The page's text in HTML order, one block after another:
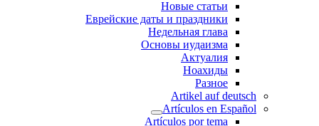
Новые статьи
Еврейские даты и праздники
Недельная глава
Основы иудаизма
Актуалия
Ноахиды
Разное
Artikel auf deutsch
Artículos en Español
Artículos por tema